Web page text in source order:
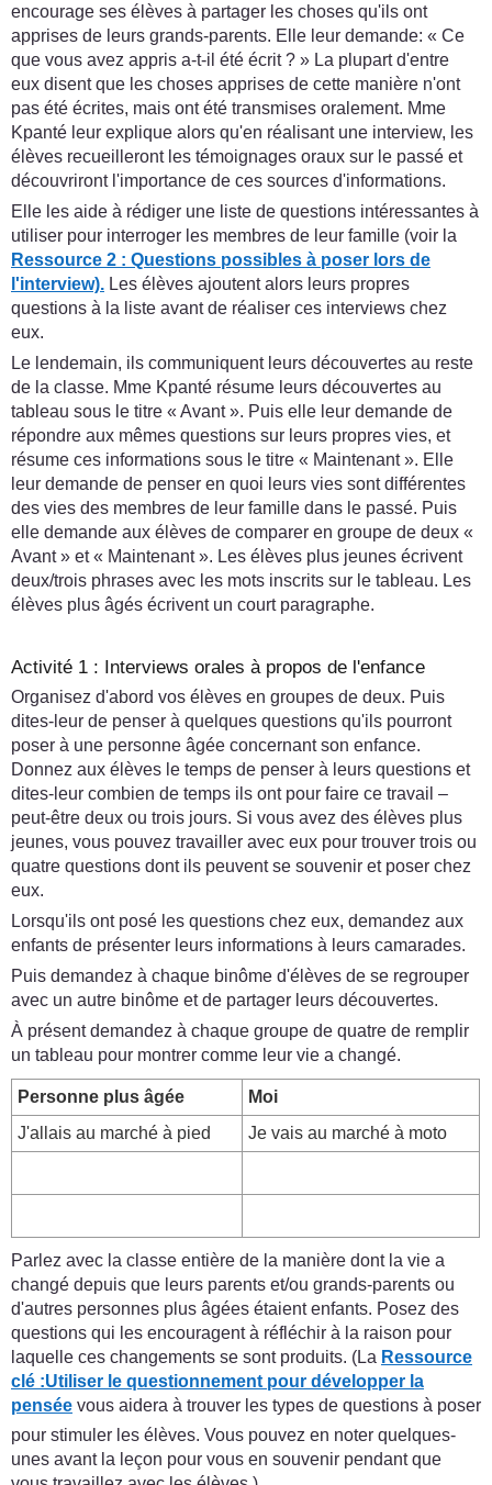
encourage ses élèves à partager les choses qu'ils ont
apprises de leurs grands-parents. Elle leur demande: « Ce
que vous avez appris a-t-il été écrit ? » La plupart d'entre
eux disent que les choses apprises de cette manière n'ont
pas été écrites, mais ont été transmises oralement. Mme
Kpanté leur explique alors qu'en réalisant une interview, les
élèves recueilleront les témoignages oraux sur le passé et
découvriront l'importance de ces sources d'informations.
Elle les aide à rédiger une liste de questions intéressantes à
utiliser pour interroger les membres de leur famille (voir la
Ressource 2 : Questions possibles à poser lors de
l'interview). Les élèves ajoutent alors leurs propres
questions à la liste avant de réaliser ces interviews chez
eux.
Le lendemain, ils communiquent leurs découvertes au reste
de la classe. Mme Kpanté résume leurs découvertes au
tableau sous le titre « Avant ». Puis elle leur demande de
répondre aux mêmes questions sur leurs propres vies, et
résume ces informations sous le titre « Maintenant ». Elle
leur demande de penser en quoi leurs vies sont différentes
des vies des membres de leur famille dans le passé. Puis
elle demande aux élèves de comparer en groupe de deux «
Avant » et « Maintenant ». Les élèves plus jeunes écrivent
deux/trois phrases avec les mots inscrits sur le tableau. Les
élèves plus âgés écrivent un court paragraphe.
Activité 1 : Interviews orales à propos de l'enfance
Organisez d'abord vos élèves en groupes de deux. Puis
dites-leur de penser à quelques questions qu'ils pourront
poser à une personne âgée concernant son enfance.
Donnez aux élèves le temps de penser à leurs questions et
dites-leur combien de temps ils ont pour faire ce travail –
peut-être deux ou trois jours. Si vous avez des élèves plus
jeunes, vous pouvez travailler avec eux pour trouver trois ou
quatre questions dont ils peuvent se souvenir et poser chez
eux.
Lorsqu'ils ont posé les questions chez eux, demandez aux
enfants de présenter leurs informations à leurs camarades.
Puis demandez à chaque binôme d'élèves de se regrouper
avec un autre binôme et de partager leurs découvertes.
À présent demandez à chaque groupe de quatre de remplir
un tableau pour montrer comme leur vie a changé.
Personne plus âgée
Moi
J'allais au marché à pied
Je vais au marché à moto
Parlez avec la classe entière de la manière dont la vie a
changé depuis que leurs parents et/ou grands-parents ou
d'autres personnes plus âgées étaient enfants. Posez des
questions qui les encouragent à réfléchir à la raison pour
laquelle ces changements se sont produits. (La Ressource
clé :Utiliser le questionnement pour développer la
pensée vous aidera à trouver les types de questions à poser
pour stimuler les élèves. Vous pouvez en noter quelques-
unes avant la leçon pour vous en souvenir pendant que